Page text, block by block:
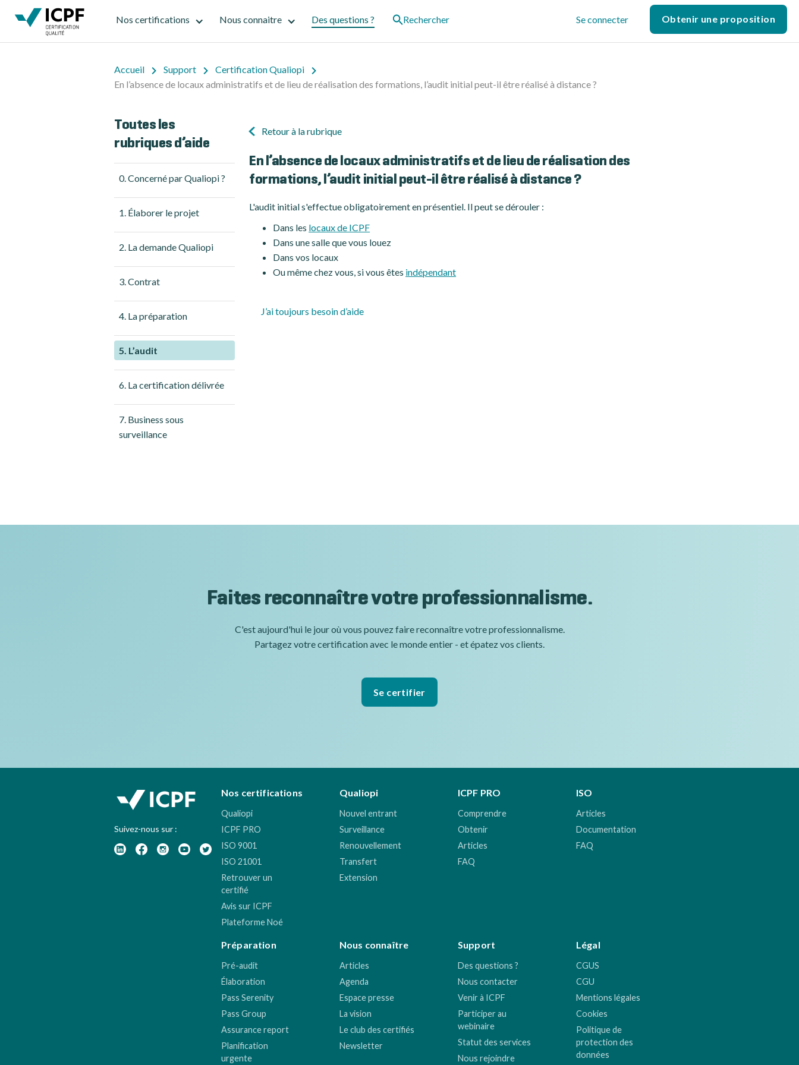
Nos certifications Nous connaitre Des questions ? Rechercher Se connecter Obtenir une proposition
Accueil Support
Certification Qualiopi
En l’absence de locaux administratifs et de lieu de réalisation des formations, l’audit initial peut-il être réalisé à distance ?
Toutes les
rubriques d’aide
0. Concerné par Qualiopi ?
1. Élaborer le projet
2. La demande Qualiopi
3. Contrat
4. La préparation
5. L’audit
6. La certification délivrée
7. Business sous
surveillance
Retour à la rubrique
En l’absence de locaux administratifs et de lieu de réalisation des
formations, l’audit initial peut-il être réalisé à distance ?
L'audit initial s'effectue obligatoirement en présentiel. Il peut se dérouler :
Dans les locaux de ICPF
Dans une salle que vous louez
Dans vos locaux
Ou même chez vous, si vous êtes indépendant
J’ai toujours besoin d’aide
Faites reconnaître votre professionnalisme.
C'est aujourd'hui le jour où vous pouvez faire reconnaître votre professionnalisme.
Partagez votre certification avec le monde entier - et épatez vos clients.
Se certifier
Suivez-nous sur :
Nos certifications
Qualiopi
ICPF PRO
ISO 9001
ISO 21001
Retrouver un
certifié
Avis sur ICPF
Plateforme Noé
Qualiopi
Nouvel entrant
Surveillance
Renouvellement
Transfert
Extension
ICPF PRO
Comprendre
Obtenir
Articles
FAQ
ISO
Articles
Documentation
FAQ
Préparation
Pré-audit
Élaboration
Pass Serenity
Pass Group
Assurance report
Planification
urgente
Nous connaître
Articles
Agenda
Espace presse
La vision
Le club des certifiés
Newsletter
Support
Des questions ?
Nous contacter
Venir à ICPF
Participer au
webinaire
Statut des services
Nous rejoindre
Légal
CGUS
CGU
Mentions légales
Cookies
Politique de
protection des
données